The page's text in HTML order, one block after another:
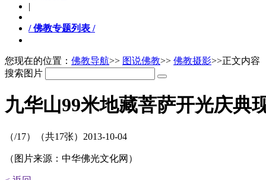
|
/ 佛教专题列表 /
您现在的位置： 佛教导航>> 图说佛教>> 佛教摄影>>正文内容
搜索图片
九华山99米地藏菩萨开光庆典
（/17） （共17张） 2013-10-04
（图片来源：中华佛光文化网）